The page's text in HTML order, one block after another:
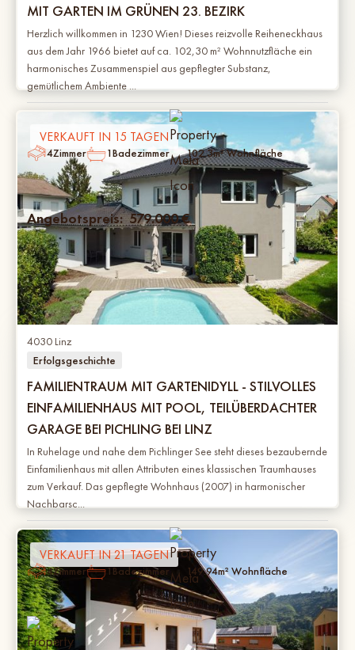
MIT GARTEN IM GRÜNEN 23. BEZIRK
Herzlich willkommen in 1230 Wien! Dieses reizvolle Reiheneckhaus
aus dem Jahr 1966 bietet auf ca. 102,30 m² Wohnnutzfläche ein
harmonisches Zusammenspiel aus gepflegter Substanz,
gemütlichem Ambiente ...
4Zimmer 1Badezimmer 102.3m² Wohnfläche
Angebotspreis: 579.000€
VERKAUFT IN 15 TAGEN
4030 Linz
Erfolgsgeschichte
FAMILIENTRAUM MIT GARTENIDYLL - STILVOLLES
EINFAMILIENHAUS MIT POOL, TEILÜBERDACHTER
GARAGE BEI PICHLING BEI LINZ
In Ruhelage und nahe dem Pichlinger See steht dieses bezaubernde
Einfamilienhaus mit allen Attributen eines klassischen Traumhauses
zum Verkauf. Das gepflegte Wohnhaus (2007) in harmonischer
Nachbarsc...
4Zimmer 1Badezimmer 149.94m² Wohnfläche
VERKAUFT IN 21 TAGEN